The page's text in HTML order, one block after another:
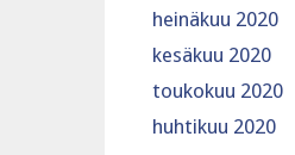
heinäkuu 2020
kesäkuu 2020
toukokuu 2020
huhtikuu 2020